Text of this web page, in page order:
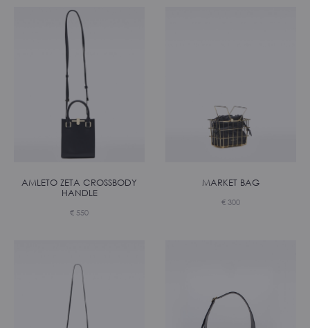
AMLETO ZETA CROSSBODY
HANDLE
€ 550
MARKET BAG
€ 300